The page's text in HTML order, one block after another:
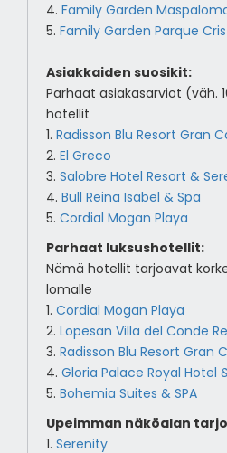
4. Family Garden
5. Family Garden Parque
Asiakkaiden suosikit:
Parhaat asiakasarviot (väh.
hotellit
1. Radisson Blu Resort Gran
2. El Greco
3. Salobre Hotel Resort &
4. Bull Reina Isabel & Spa
5. Cordial Mogan Playa
Parhaat luksushotellit:
Nämä hotellit tarjoavat
lomalle
1. Cordial Mogan Playa
2. Lopesan Villa del Conde
3. Radisson Blu Resort Gran
4. Gloria Palace Royal Hotel
5. Bohemia Suites & SPA
Upeimman näköalan
1. Serenity